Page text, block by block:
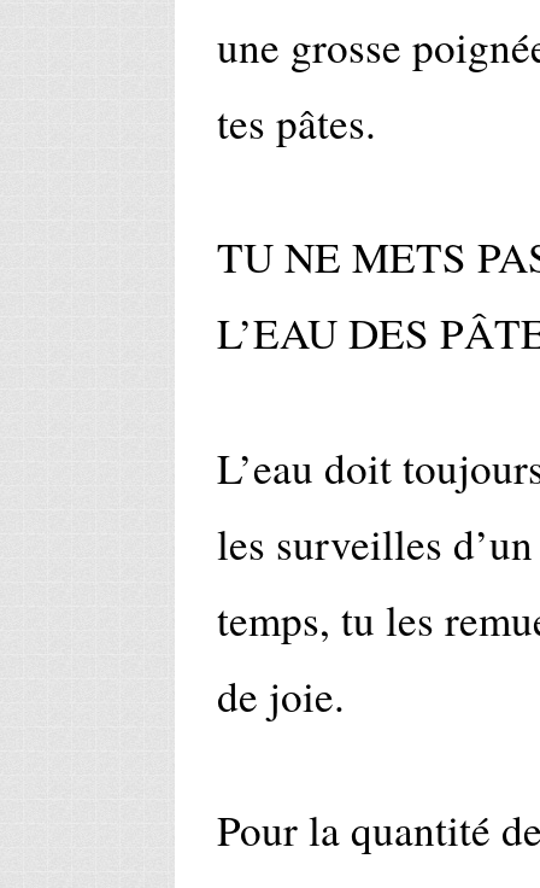
une grosse
tes pâtes.
TU NE METS
L’EAU DES
L’eau doit
les surveilles
temps, tu les
de joie.
Pour la quantité